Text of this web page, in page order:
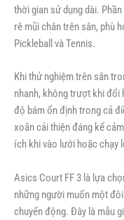
thời gian sử dụng dài.
rê mũi chân trên sân, phù
Pickleball và Tennis.
Khi thử nghiệm trên sân
nhanh, không trượt khi
độ bám ổn định trong cả
xoắn cải thiện đáng kể
ích khi vào lưới hoặc chạy
Asics Court FF 3 là lựa
những người muốn một
chuyển động. Đây là mẫu